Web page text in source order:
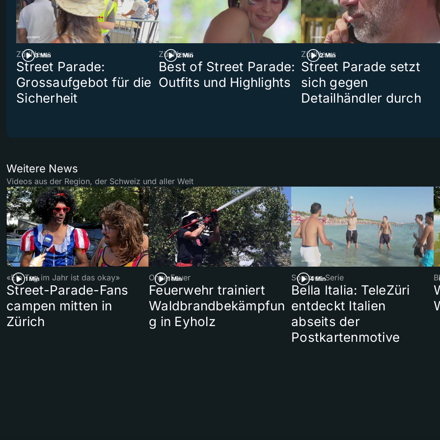
3 Min
ZüriNews
Street Parade:
Grossaufgebot für die
Sicherheit
2 Min
ZüriNews
Best of Street Parade:
Outfits und Highlights
2 Min
ZüriNews
Street Parade setzt
sich gegen
Detailhändler durch
Weitere News
Videos aus der Region, der Schweiz und aller Welt
1 Min
«Ein Tag im Jahr ist das okay»
Street-Parade-Fans
campen mitten in
Zürich
1 Min
Ohne Feuer
Feuerwehr trainiert
Waldbrandbekämpfun
g in Eyholz
4 Min
Sommer-Serie
Bella Italia: TeleZüri
entdeckt Italien
abseits der
Postkartenmotive